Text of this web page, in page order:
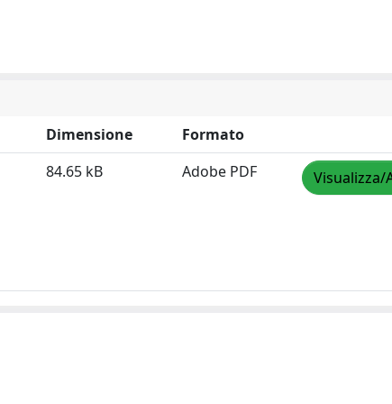
Dimensione
Formato
84.65 kB Adobe PDF Visualizza/